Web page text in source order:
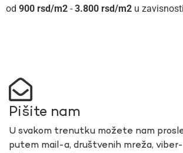
900 rsd - 3.800 rsd u
Pišite nam
U svakom trenutku možete nam
putem mail-a, društvenih mreža,